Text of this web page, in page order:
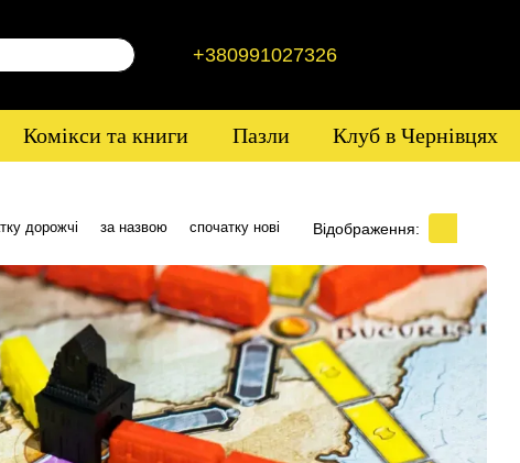
+380991027326
Комікси та книги Пазли Клуб в Чернівцях
дорожчі за назвою спочатку нові Відображення: